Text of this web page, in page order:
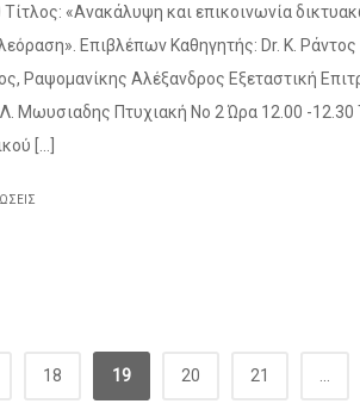
«Ανακάλυψη και επικοινωνία
Επιβλέπων Καθηγητής: Dr. Κ. Ράντος
Ραψομανίκης Αλέξανδρος Εξεταστική
Μωυσιαδης Πτυχιακή Νο 2 Ώρα 12.00 -12.30
[…]
18 19 20 21